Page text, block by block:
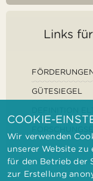
Links
GÜTESIEGEL
COOKIE-
Wir verwenden
unserer Website zu
für den Betrieb der
zur Erstellung